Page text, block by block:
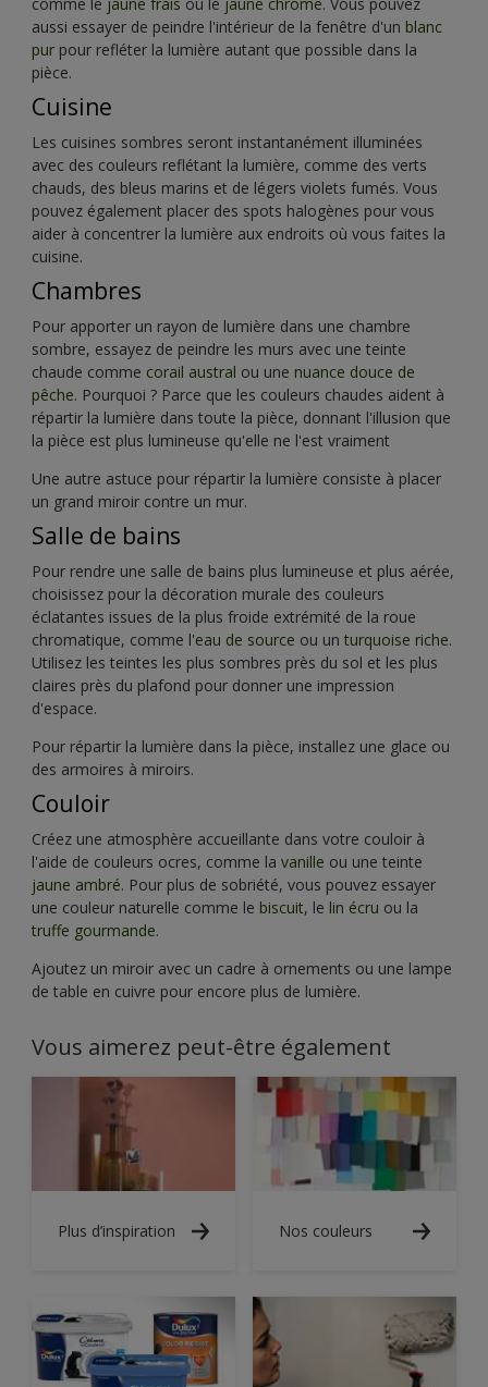
comme le jaune frais ou le jaune chrome. Vous pouvez
aussi essayer de peindre l'intérieur de la fenêtre d'un blanc
pur pour refléter la lumière autant que possible dans la
pièce.
Cuisine
Les cuisines sombres seront instantanément illuminées
avec des couleurs reflétant la lumière, comme des verts
chauds, des bleus marins et de légers violets fumés. Vous
pouvez également placer des spots halogènes pour vous
aider à concentrer la lumière aux endroits où vous faites la
cuisine.
Chambres
Pour apporter un rayon de lumière dans une chambre
sombre, essayez de peindre les murs avec une teinte
chaude comme corail austral ou une nuance douce de
pêche. Pourquoi ? Parce que les couleurs chaudes aident à
répartir la lumière dans toute la pièce, donnant l'illusion que
la pièce est plus lumineuse qu'elle ne l'est vraiment
Une autre astuce pour répartir la lumière consiste à placer
un grand miroir contre un mur.
Salle de bains
Pour rendre une salle de bains plus lumineuse et plus aérée,
choisissez pour la décoration murale des couleurs
éclatantes issues de la plus froide extrémité de la roue
chromatique, comme l'eau de source ou un turquoise riche.
Utilisez les teintes les plus sombres près du sol et les plus
claires près du plafond pour donner une impression
d'espace.
Pour répartir la lumière dans la pièce, installez une glace ou
des armoires à miroirs.
Couloir
Créez une atmosphère accueillante dans votre couloir à
l'aide de couleurs ocres, comme la vanille ou une teinte
jaune ambré. Pour plus de sobriété, vous pouvez essayer
une couleur naturelle comme le biscuit, le lin écru ou la
truffe gourmande.
Ajoutez un miroir avec un cadre à ornements ou une lampe
de table en cuivre pour encore plus de lumière.
Vous aimerez peut-être également
Plus d’inspiration Nos couleurs